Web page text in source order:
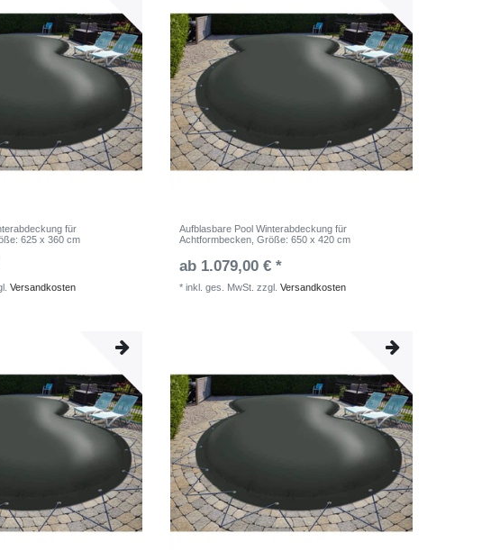
für
625 x 360 cm
Versandkosten
Aufblasbare Pool Winterabdeckung für
Achtformbecken , Größe: 650 x 420 cm
ab 1.079,00 € *
*inkl. ges. MwSt. zzgl.Versandkosten